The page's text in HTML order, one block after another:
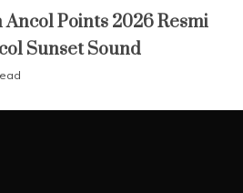
Points 2026 Resmi
Sunset Sound